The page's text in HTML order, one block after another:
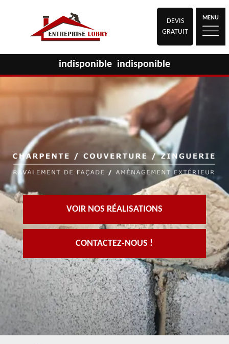
DEVIS
GRATUIT
MENU
indisponible indisponible
VOIR NOS RÉALISATIONS
CONTACTEZ-NOUS !